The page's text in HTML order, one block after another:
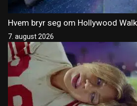
Hvem bryr seg om Hollywood
7. august 2026